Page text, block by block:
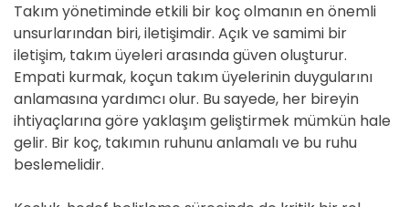
Takım yönetiminde etkili bir koç olmanın en önemli
unsurlarından biri, iletişimdir. Açık ve samimi bir
iletişim, takım üyeleri arasında güven oluşturur.
Empati kurmak, koçun takım üyelerinin duygularını
anlamasına yardımcı olur. Bu sayede, her bireyin
ihtiyaçlarına göre yaklaşım geliştirmek mümkün hale
gelir. Bir koç, takımın ruhunu anlamalı ve bu ruhu
beslemelidir.